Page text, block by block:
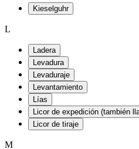
Kieselguhr
L
Ladera
Levadura
Levaduraje
Levantamiento
Lías
Licor de expedición (también
Licor de tiraje
M